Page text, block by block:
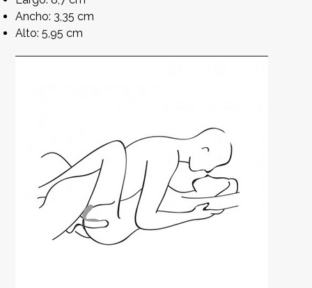
Ancho: 3,35 cm
Alto: 5,95 cm